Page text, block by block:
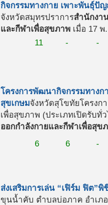
กิจกรรมทางกาย เพาะพันธุ์ปั
จังหวัดสมุทรปราการสำนักงา
และกีฬาเพื่อสุขภาพ เมื่อ 17
11
- -
โครงการพัฒนากิจกรรมทางก
สุขเกษมจังหวัดสุโขทัยโครงก
เพื่อสุขภาพ (ประเภทเปิดรับทั่
ออกกำลังกายและกีฬาเพื่อสุข
6
6 -
ส่งเสริมการเล่น “เฟิร์ม ฟิต”
ขุนน้ำคับ ตำบลบ่อภาค อำเภ